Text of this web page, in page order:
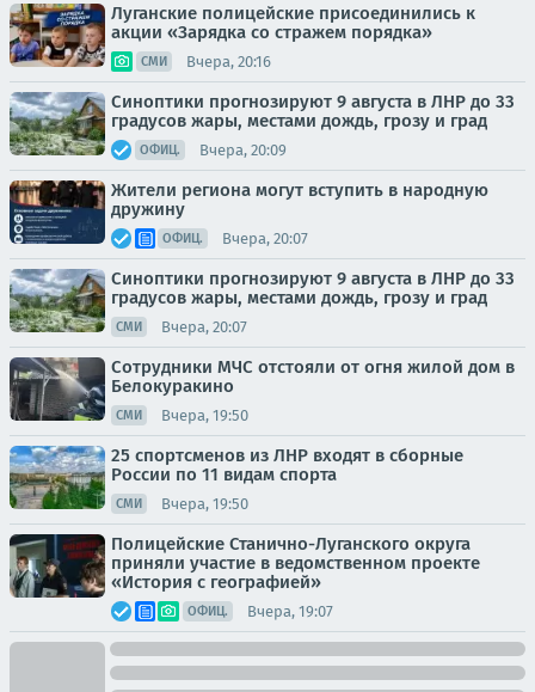
Луганские полицейские присоединились к
акции «Зарядка со стражем порядка»
СМИ Вчера, 20:16
Синоптики прогнозируют 9 августа в ЛНР до 33
градусов жары, местами дождь, грозу и град
ОФИЦ. Вчера, 20:09
Жители региона могут вступить в народную
дружину
ОФИЦ. Вчера, 20:07
Синоптики прогнозируют 9 августа в ЛНР до 33
градусов жары, местами дождь, грозу и град
СМИ Вчера, 20:07
Сотрудники МЧС отстояли от огня жилой дом в
Белокуракино
СМИ Вчера, 19:50
25 спортсменов из ЛНР входят в сборные
России по 11 видам спорта
СМИ Вчера, 19:50
Полицейские Станично-Луганского округа
приняли участие в ведомственном проекте
«История с географией»
ОФИЦ. Вчера, 19:07